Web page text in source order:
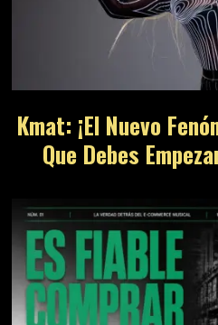
Kmat: ¡El Nuevo
Que Debes